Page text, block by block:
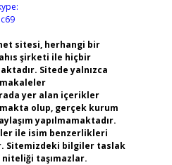
sitesi, herhangi bir
şirketi ile hiçbir
Sitede yalnızca
makaleler
yer alan içerikler
olup, gerçek kurum
yapılmamaktadır.
ile isim benzerlikleri
Sitemizdeki bilgiler taslak
taşımazlar.